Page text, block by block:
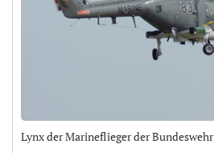
Lynx der Marineflieger der Bundeswehr